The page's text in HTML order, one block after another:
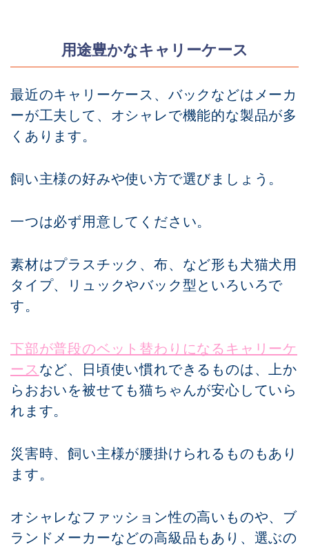
用途豊かなキャリーケース
最近のキャリーケース、バックなどはメーカ
ーが工夫して、オシャレで機能的な製品が多
くあります。
飼い主様の好みや使い方で選びましょう。
一つは必ず用意してください。
素材はプラスチック、布、など形も犬猫犬用
タイプ、リュックやバック型といろいろで
す。
下部が普段のベット替わりになるキャリーケ
ース など、日頃使い慣れできるものは、上か
らおおいを被せても猫ちゃんが安心していら
れます。
災害時、飼い主様が腰掛けられるものもあり
ます。
オシャレなファッション性の高いものや、ブ
ランドメーカーなどの高級品もあり、選ぶの